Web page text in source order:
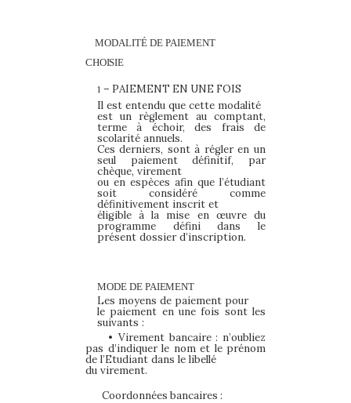
MODALITÉ DE PAIEMENT
CHOISIE
1 – PAIEMENT EN UNE FOIS
Il est entendu que cette modalité
est un règlement au comptant,
terme à échoir, des frais de
scolarité annuels.
Ces derniers, sont à régler en un
seul paiement définitif, par
chèque, virement
ou en espèces afin que l’étudiant
soit considéré comme
définitivement inscrit et
éligible à la mise en œuvre du
programme défini dans le
présent dossier d’inscription.
MODE DE PAIEMENT
Les moyens de paiement pour
le paiement en une fois sont les
suivants :
• Virement bancaire : n’oubliez
pas d’indiquer le nom et le prénom
de l’Etudiant dans le libellé
du virement.
Coordonnées bancaires :